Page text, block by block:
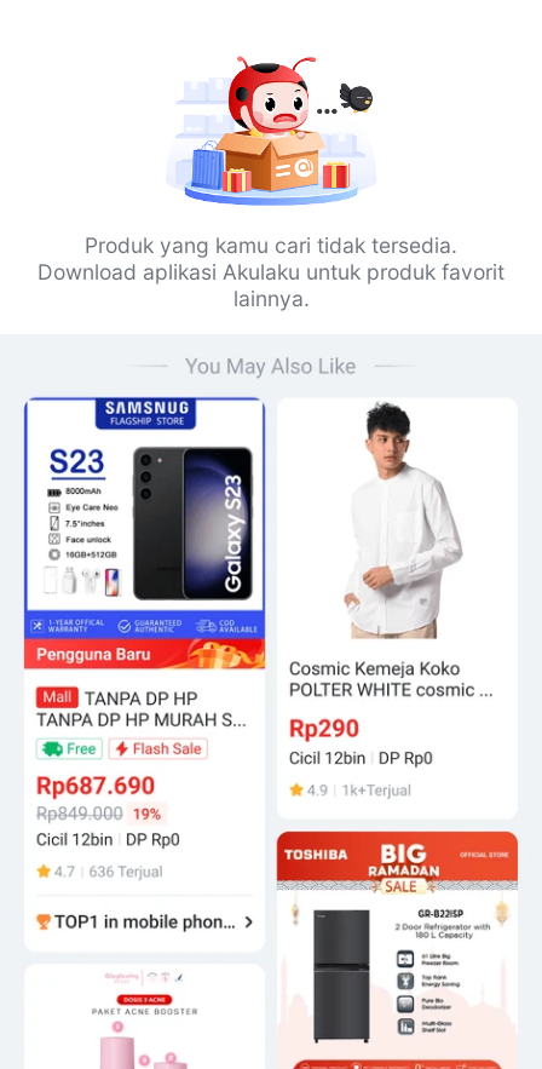
Produk yang kamu cari tidak tersedia.
Download aplikasi Akulaku untuk produk favorit
lainnya.